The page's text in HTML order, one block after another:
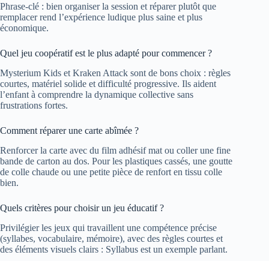
Phrase-clé : bien organiser la session et réparer plutôt que
remplacer rend l’expérience ludique plus saine et plus
économique.
Quel jeu coopératif est le plus adapté pour commencer ?
Mysterium Kids et Kraken Attack sont de bons choix : règles
courtes, matériel solide et difficulté progressive. Ils aident
l’enfant à comprendre la dynamique collective sans
frustrations fortes.
Comment réparer une carte abîmée ?
Renforcer la carte avec du film adhésif mat ou coller une fine
bande de carton au dos. Pour les plastiques cassés, une goutte
de colle chaude ou une petite pièce de renfort en tissu colle
bien.
Quels critères pour choisir un jeu éducatif ?
Privilégier les jeux qui travaillent une compétence précise
(syllabes, vocabulaire, mémoire), avec des règles courtes et
des éléments visuels clairs : Syllabus est un exemple parlant.